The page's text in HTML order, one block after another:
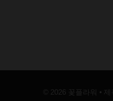
© 2026 꽃플라워 • 제